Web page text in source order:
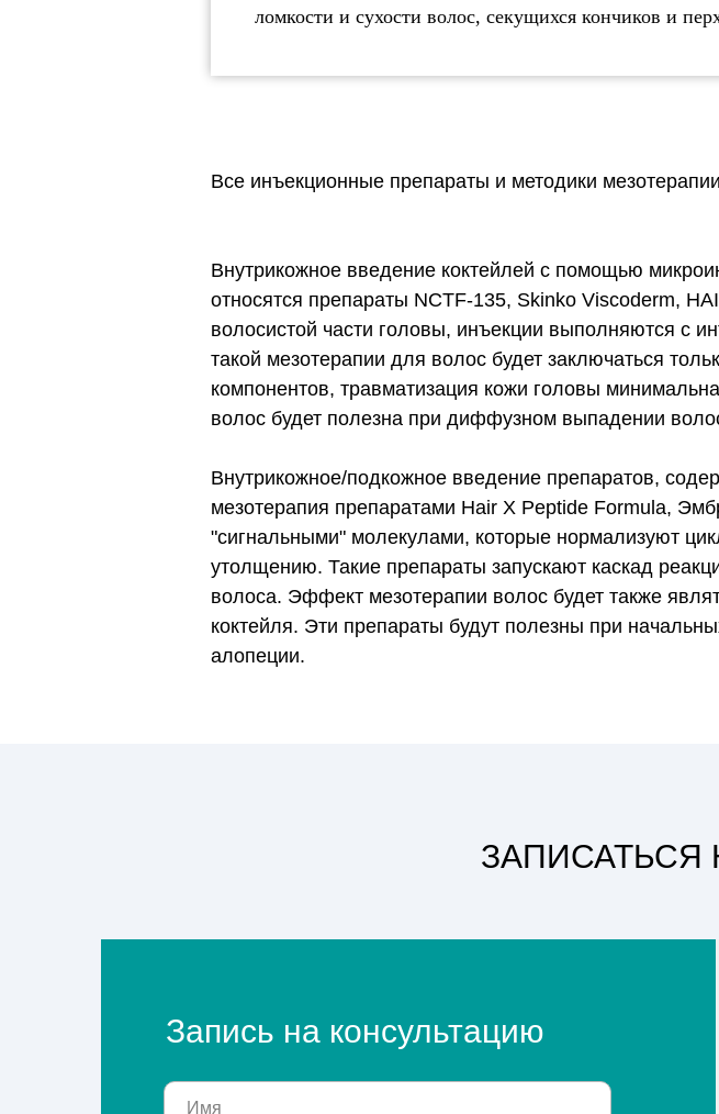
ломкости и сухости волос, секущихся кончиков и
Все инъекционные препараты и методики
Внутрикожное введение коктейлей с помощью
относятся препараты NCTF-135, Skinko Viscoderm,
волосистой части головы, инъекции выполняются с
такой мезотерапии для волос будет заключаться
компонентов, травматизация кожи головы
волос будет полезна при диффузном выпадении
Внутрикожное/подкожное введение препаратов,
мезотерапия препаратами Hair X Peptide Formula,
"сигнальными" молекулами, которые нормализуют
утолщению. Такие препараты запускают каскад
волоса. Эффект мезотерапии волос будет также
коктейля. Эти препараты будут полезны при
алопеции.
Запись на консультацию
ЗАПИСАТЬСЯ